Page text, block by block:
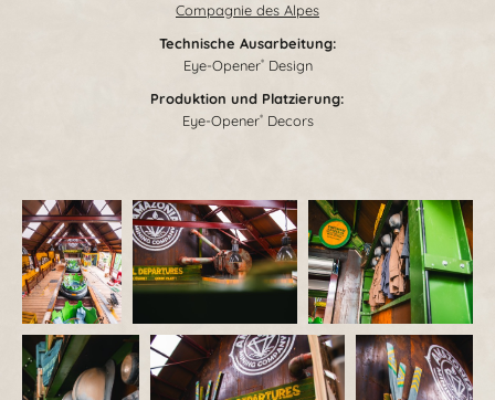
Compagnie des Alpes
Technische Ausarbeitung:
Eye-Opener®Design
Produktion und Platzierung:
Eye-Opener®Decors